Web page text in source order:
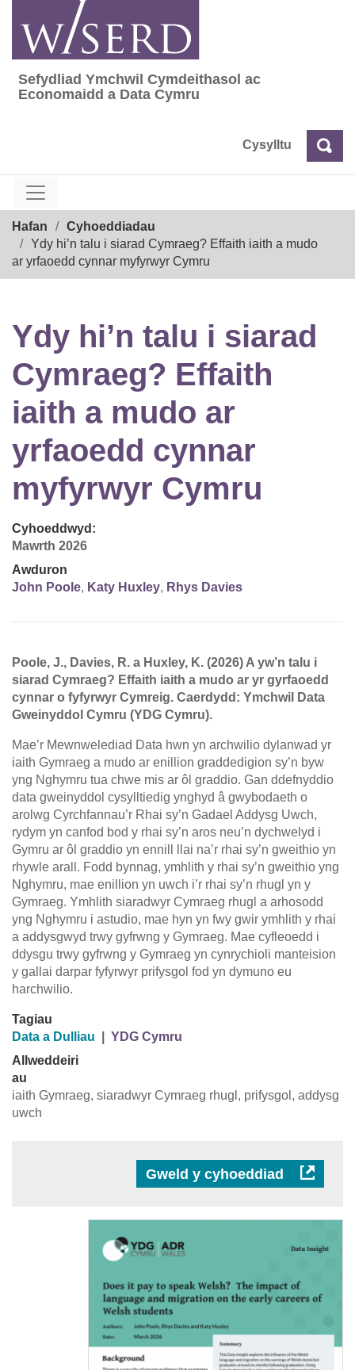
content
Sefydliad Ymchwil Cymdeithasol ac
Sefydliad Ymchwil Cymdeithasol ac
Economaidd a Data Cymru
Cysylltu Chwilio
Hafan
Cyhoeddiadau
Ydy hi’n talu i siarad Cymraeg? Effaith iaith a mudo
ar yrfaoedd cynnar myfyrwyr Cymru
Ydy hi’n talu i siarad
Cymraeg? Effaith
iaith a mudo ar
yrfaoedd cynnar
myfyrwyr Cymru
Cyhoeddwyd:
Mawrth 2026
Awduron
John Poole, Katy Huxley, Rhys Davies
Poole, J., Davies, R. a Huxley, K. (2026) A yw’n talu i
siarad Cymraeg? Effaith iaith a mudo ar yr gyrfaoedd
cynnar o fyfyrwyr Cymreig. Caerdydd: Ymchwil Data
Gweinyddol Cymru (YDG Cymru).
Mae’r Mewnwelediad Data hwn yn archwilio dylanwad yr
iaith Gymraeg a mudo ar enillion graddedigion sy’n byw
yng Nghymru tua chwe mis ar ôl graddio. Gan ddefnyddio
data gweinyddol cysylltiedig ynghyd â gwybodaeth o
arolwg Cyrchfannau’r Rhai sy’n Gadael Addysg Uwch,
rydym yn canfod bod y rhai sy’n aros neu’n dychwelyd i
Gymru ar ôl graddio yn ennill llai na’r rhai sy’n gweithio yn
rhywle arall. Fodd bynnag, ymhlith y rhai sy’n gweithio yng
Nghymru, mae enillion yn uwch i’r rhai sy’n rhugl yn y
Gymraeg. Ymhlith siaradwyr Cymraeg rhugl a arhosodd
yng Nghymru i astudio, mae hyn yn fwy gwir ymhlith y rhai
a addysgwyd trwy gyfrwng y Gymraeg. Mae cyfleoedd i
ddysgu trwy gyfrwng y Gymraeg yn cynrychioli manteision
y gallai darpar fyfyrwyr prifysgol fod yn dymuno eu
harchwilio.
Tagiau
Data a Dulliau
YDG Cymru
Allweddeiri
au
iaith Gymraeg, siaradwyr Cymraeg rhugl, prifysgol, addysg
uwch
Gweld y cyhoeddiad